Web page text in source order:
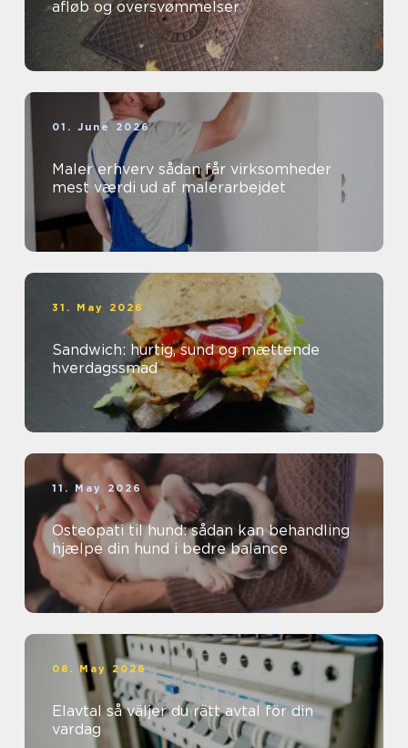
afløb og oversvømmelser
01. June 2026
Maler erhverv sådan får virksomheder
mest værdi ud af malerarbejdet
31. May 2026
Sandwich: hurtig, sund og mættende
hverdagssmad
11. May 2026
Osteopati til hund: sådan kan behandling
hjælpe din hund i bedre balance
08. May 2026
Elavtal så väljer du rätt avtal för din
vardag